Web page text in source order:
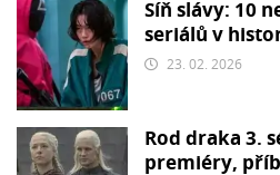
Síň slávy: 10
seriálů v
23. 02. 2026
Rod draka 3.
premiéry,